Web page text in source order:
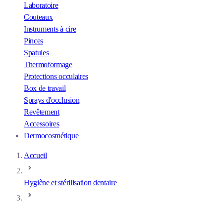
Laboratoire
Couteaux
Instruments à cire
Pinces
Spatules
Thermoformage
Protections occulaires
Box de travail
Sprays d'occlusion
Revêtement
Accessoires
Dermocosmétique
Accueil
Hygiène et stérilisation dentaire